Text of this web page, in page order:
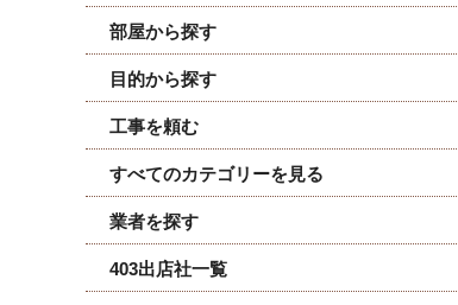
部屋から探す
目的から探す
工事を頼む
すべてのカテゴリーを見る
業者を探す
403出店社一覧